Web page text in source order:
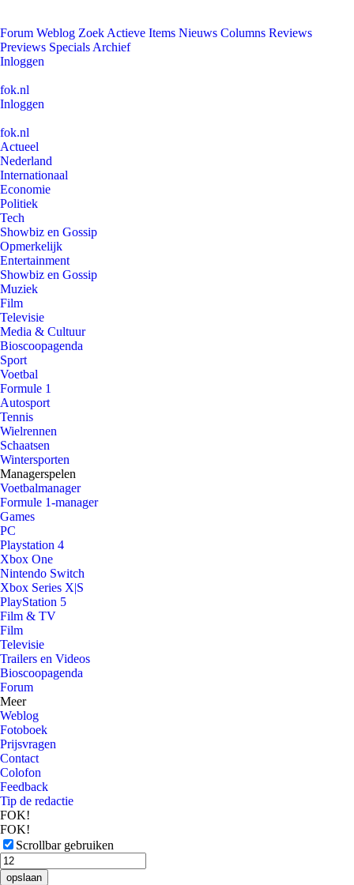
Forum Weblog Zoek Actieve Items Nieuws Columns Reviews
Previews Specials Archief
Inloggen
fok.nl
Inloggen
fok.nl
Actueel
Nederland
Internationaal
Economie
Politiek
Tech
Showbiz en Gossip
Opmerkelijk
Entertainment
Showbiz en Gossip
Muziek
Film
Televisie
Media & Cultuur
Bioscoopagenda
Sport
Voetbal
Formule 1
Autosport
Tennis
Wielrennen
Schaatsen
Wintersporten
Managerspelen
Voetbalmanager
Formule 1-manager
Games
PC
Playstation 4
Xbox One
Nintendo Switch
Xbox Series X|S
PlayStation 5
Film & TV
Film
Televisie
Trailers en Videos
Bioscoopagenda
Forum
Meer
Weblog
Fotoboek
Prijsvragen
Contact
Colofon
Feedback
Tip de redactie
FOK!
FOK!
Scrollbar gebruiken
opslaan